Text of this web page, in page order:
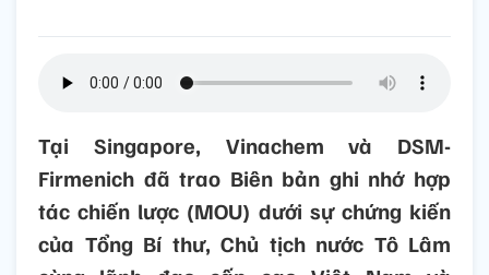
Tại Singapore, Vinachem và DSM-
Firmenich đã trao Biên bản ghi nhớ hợp
tác chiến lược (MOU) dưới sự chứng kiến
của Tổng Bí thư, Chủ tịch nước Tô Lâm